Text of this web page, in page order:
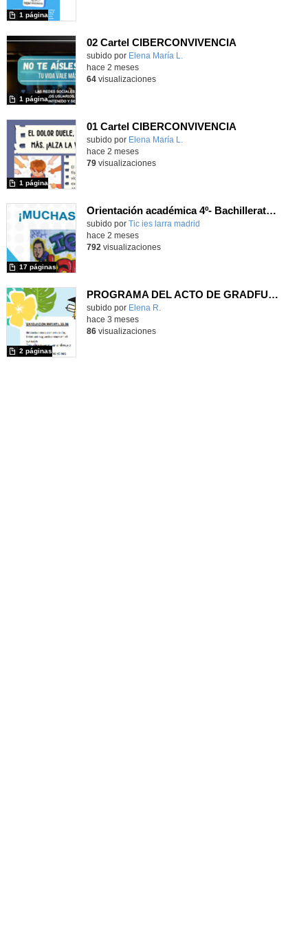
1 página
02 Cartel CIBERCONVIVENCIA
Contenido educativo.
subido por Elena María L.
1 página
hace 2 meses
64visualizaciones
01 Cartel CIBERCONVIVENCIA
Contenido educativo.
subido por Elena María L.
1 página
hace 2 meses
79visualizaciones
Orientación académica 4º- Bachillerato 23
subido por Tic ies larra madrid
17 páginas
hace 2 meses
792 visualizaciones
PROGRAMA DEL ACTO DE GRADFUACION INFANTIL 23-26
Contenido educativo.
subido por Elena R.
2 páginas
hace 3 meses
86visualizaciones